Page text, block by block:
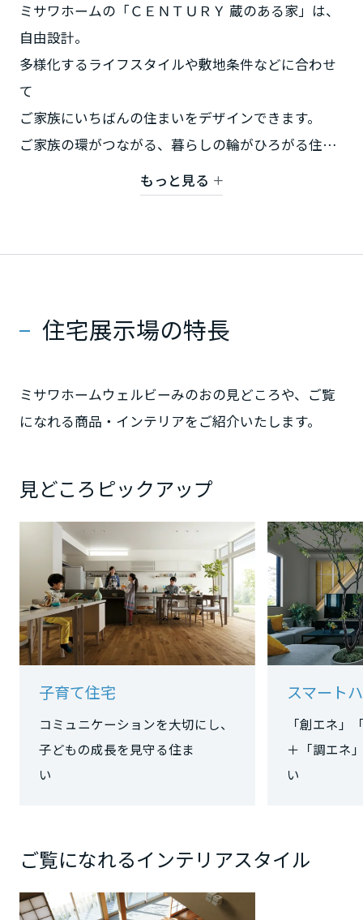
海外事業
ミサワホームの「ＣＥＮＴＵＲＹ 蔵のある家」は、
自由設計。
多様化するライフスタイルや敷地条件などに合わせ
て
ご家族にいちばんの住まいをデザインできます。
ご家族の環がつながる、暮らしの輪がひろがる住ま
もっと見る
住宅展示場の特長
ミサワホームウェルビーみのおの見どころや、ご覧
になれる商品・インテリアをご紹介いたします。
見どころピックアップ
子育て住宅
コミュニケーションを大切にし、
子どもの成長を見守る住ま
い
スマート
「創エネ」
＋「調エネ
い
ご覧になれるインテリアスタイル
千葉県
東京都
新潟県
山梨県
東海エリア
岐阜県
静岡県
三重県
近畿エリア
京都府